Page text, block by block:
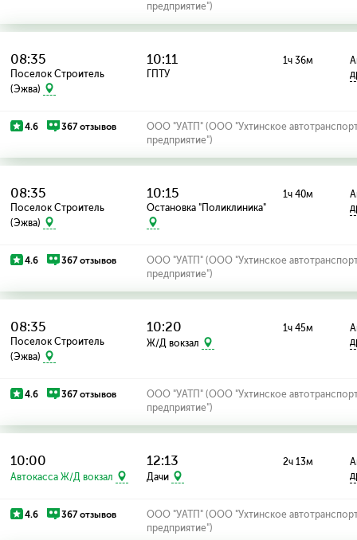
предприятие")
08:35
Поселок Строитель
(Эжва)
10:11
ГПТУ
1ч 36м
4.6 367 отзывов
ООО "УАТП" (ООО "Ухтинское
предприятие")
08:35
Поселок Строитель
(Эжва)
10:15
Остановка "Поликлиника"
1ч 40м
4.6 367 отзывов
ООО "УАТП" (ООО "Ухтинское
предприятие")
08:35
Поселок Строитель
(Эжва)
10:20
Ж/Д вокзал
1ч 45м
4.6 367 отзывов
ООО "УАТП" (ООО "Ухтинское
предприятие")
10:00
Автокасса Ж/Д вокзал
12:13
Дачи
2ч 13м
4.6 367 отзывов
ООО "УАТП" (ООО "Ухтинское
предприятие")